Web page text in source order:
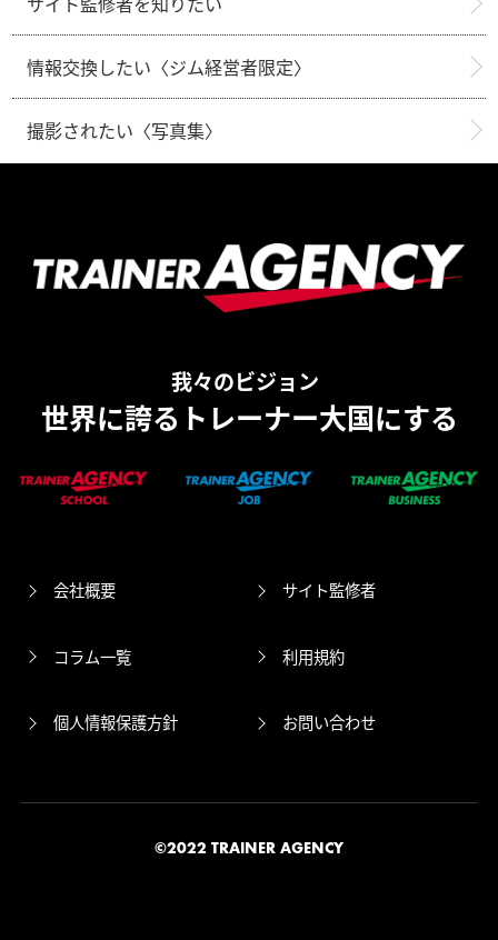
情報交換したい〈ジム経営者限定〉
撮影されたい〈写真集〉
我々のビジョン
世界に誇るトレーナー大国にする
会社概要 サイト監修者
コラム一覧 利用規約
個人情報保護方針 お問い合わせ
©2022 TRAINER AGENCY